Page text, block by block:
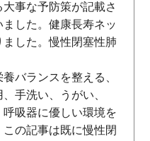
事な予防策が記載さ
した。健康長寿ネッ
ました。慢性閉塞性肺
バランスを整える、
手洗い、うがい、
吸器に優しい環境を
の記事は既に慢性閉